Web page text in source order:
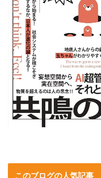
このブログの人気記事